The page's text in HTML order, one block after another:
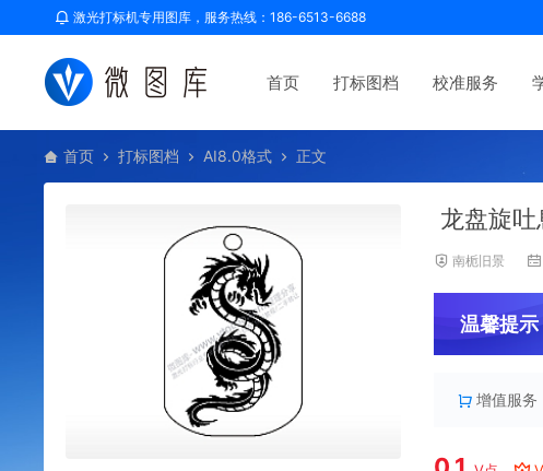
激光打标机专用图库，服务热线：186-6513-6688
首页 打标图档 校准服务
首页 打标图档 AI8.0格式 正文
龙盘旋
南栀旧景
温馨提示
增值服务